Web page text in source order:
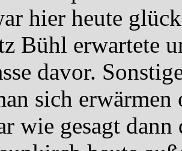
hier heute
Bühl erwartete
davor.
sich erwärmen
wie gesagt